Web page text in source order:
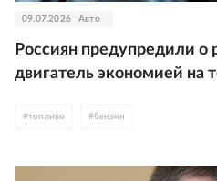
09.07.2026 Авто
Россиян предупредили о
двигатель экономией на
#топливо #бензин